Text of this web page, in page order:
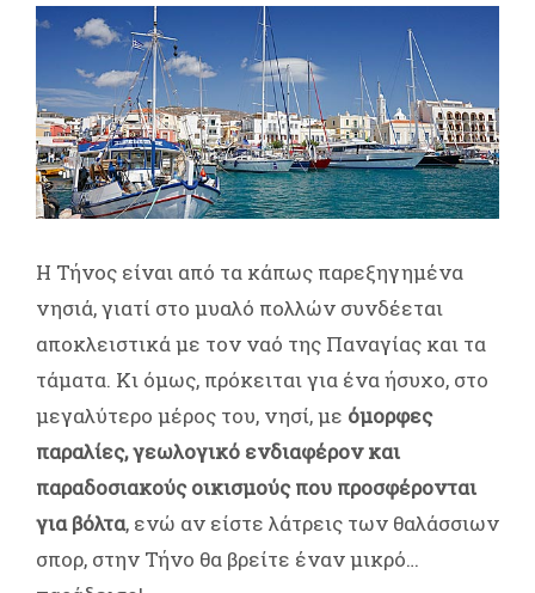
Η Τήνος είναι από τα κάπως παρεξηγημένα
νησιά, γιατί στο μυαλό πολλών συνδέεται
αποκλειστικά με τον ναό της Παναγίας και τα
τάματα. Κι όμως, πρόκειται για ένα ήσυχο, στο
μεγαλύτερο μέρος του, νησί, με όμορφες
παραλίες, γεωλογικό ενδιαφέρον και
παραδοσιακούς οικισμούς που προσφέρονται
για βόλτα, ενώ αν είστε λάτρεις των θαλάσσιων
σπορ, στην Τήνο θα βρείτε έναν μικρό…